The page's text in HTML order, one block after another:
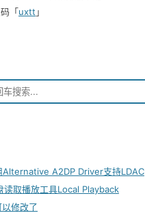
「uxtt 」
Alternative A2DP Driver支持LDAC
读取播放工具Local Playback
修改了